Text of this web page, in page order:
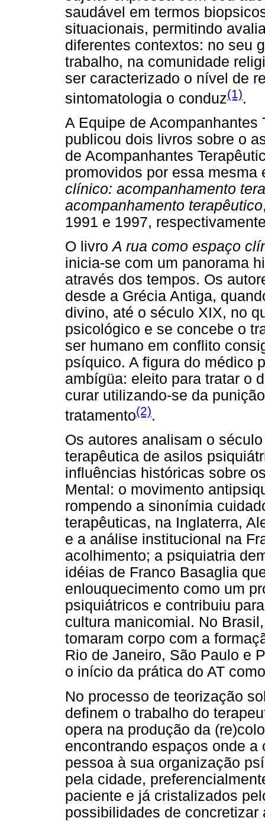
saudável em termos
situacionais, permitindo
diferentes contextos: no seu
trabalho, na comunidade
ser caracterizado o nível de
sintomatologia o conduz(1).
A Equipe de Acompanhantes
publicou dois livros sobre o
de Acompanhantes
promovidos por essa
clínico: acompanhamento
acompanhamento terapêutico
1991 e 1997,
O livroA rua como espaço
inicia-se com um panorama
através dos tempos. Os
desde a Grécia Antiga,
divino, até o século XIX, no
psicológico e se concebe o
ser humano em conflito
psíquico. A figura do médico
ambígüa: eleito para tratar o
curar utilizando-se da
tratamento(2).
Os autores analisam o
terapêutica de asilos
influências históricas sobre
Mental: o movimento
rompendo a sinonímia
terapêuticas, na Inglaterra,
e a análise institucional na
acolhimento; a psiquiatria
idéias de Franco Basaglia
enlouquecimento como um
psiquiátricos e contribuiu
cultura manicomial. No
tomaram corpo com a
Rio de Janeiro, São Paulo e
o início da prática do AT
No processo de teorização
definem o trabalho do
opera na produção da
encontrando espaços onde
pessoa à sua organização
pela cidade,
paciente e já cristalizados
possibilidades de